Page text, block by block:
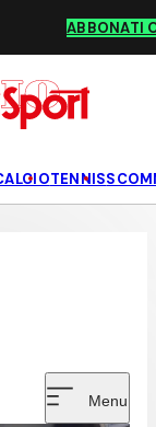
ABBONATI
TENNIS
Menu